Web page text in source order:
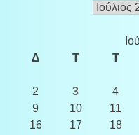
Ιστορικό
Δ
Τ Τ
2
3 4
9
10 11
16
17 18